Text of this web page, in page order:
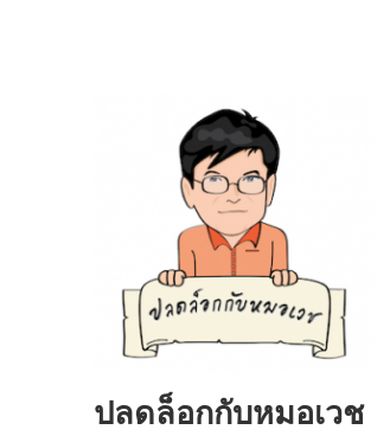
ปลดล็อกกับหมอเวช